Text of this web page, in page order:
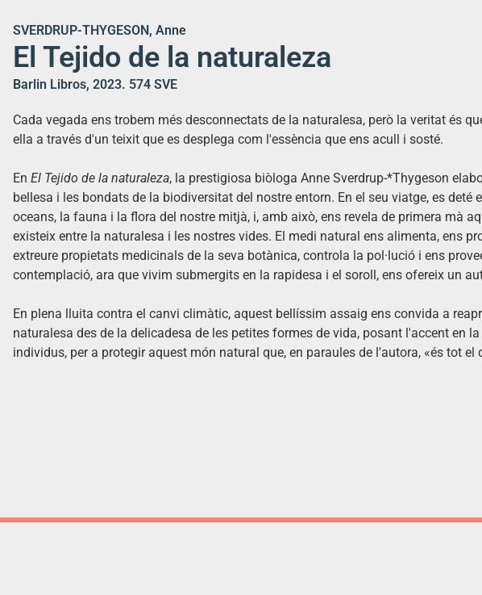
SVERDRUP-THYGESON, Anne
El Tejido de la naturaleza
Barlin Libros, 2023. 574 SVE
Cada vegada ens trobem més desconnectats de la naturalesa, però la veritat és
ella a través d'un teixit que es desplega com l'essència que ens acull i sosté.
En El Tejido de la naturaleza, la prestigiosa biòloga Anne Sverdrup-*Thygeson
bellesa i les bondats de la biodiversitat del nostre entorn. En el seu viatge, es deté
oceans, la fauna i la flora del nostre mitjà, i, amb això, ens revela de primera mà
existeix entre la naturalesa i les nostres vides. El medi natural ens alimenta, ens
extreure propietats medicinals de la seva botànica, controla la pol·lució i ens
contemplació, ara que vivim submergits en la rapidesa i el soroll, ens ofereix un
En plena lluita contra el canvi climàtic, aquest bellíssim assaig ens convida a
naturalesa des de la delicadesa de les petites formes de vida, posant l'accent en
individus, per a protegir aquest món natural que, en paraules de l'autora, «és tot el